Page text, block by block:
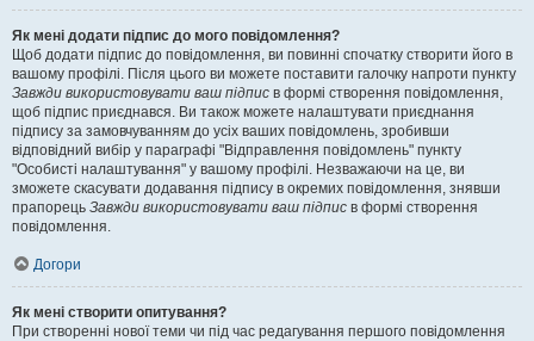
Як мені додати підпис до мого повідомлення?
Щоб додати підпис до повідомлення, ви повинні спочатку створити його в
вашому профілі. Після цього ви можете поставити галочку напроти пункту
Завжди використовувати ваш підпис в формі створення повідомлення,
щоб підпис приєднався. Ви також можете налаштувати приєднання
підпису за замовчуванням до усіх ваших повідомлень, зробивши
відповідний вибір у параграфі "Відправлення повідомлень" пункту
"Особисті налаштування" у вашому профілі. Незважаючи на це, ви
зможете скасувати додавання підпису в окремих повідомлення, знявши
прапорець Завжди використовувати ваш підпис в формі створення
повідомлення.
Догори
Як мені створити опитування?
При створенні нової теми чи під час редагування першого повідомлення